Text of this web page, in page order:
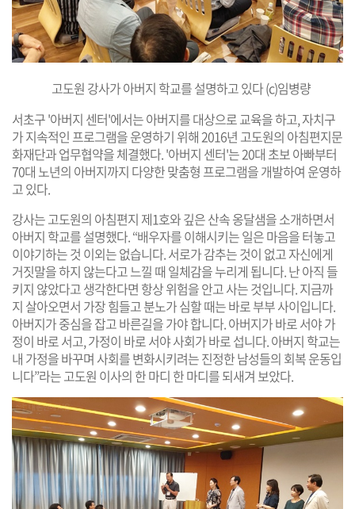
고도원 강사가 아버지 학교를 설명하고 있다 (c)임병량
서초구 '아버지 센터'에서는 아버지를 대상으로 교육을 하고, 자치구
가 지속적인 프로그램을 운영하기 위해 2016년 고도원의 아침편지문
화재단과 업무협약을 체결했다. '아버지 센터'는 20대 초보 아빠부터
70대 노년의 아버지까지 다양한 맞춤형 프로그램을 개발하여 운영하
고 있다.
강사는 고도원의 아침편지 제1호와 깊은 산속 옹달샘을 소개하면서
아버지 학교를 설명했다. “배우자를 이해시키는 일은 마음을 터놓고
이야기하는 것 이외는 없습니다. 서로가 감추는 것이 없고 자신에게
거짓말을 하지 않는다고 느낄 때 일체감을 누리게 됩니다. 난 아직 들
키지 않았다고 생각한다면 항상 위험을 안고 사는 것입니다. 지금까
지 살아오면서 가장 힘들고 분노가 심할 때는 바로 부부 사이입니다.
아버지가 중심을 잡고 바른길을 가야 합니다. 아버지가 바로 서야 가
정이 바로 서고, 가정이 바로 서야 사회가 바로 섭니다. 아버지 학교는
내 가정을 바꾸며 사회를 변화시키려는 진정한 남성들의 회복 운동입
니다”라는 고도원 이사의 한 마디 한 마디를 되새겨 보았다.